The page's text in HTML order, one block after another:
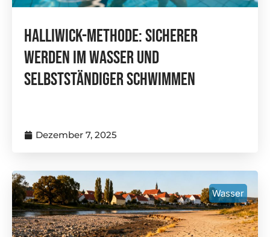
Halliwick-Methode: Sicherer
Werden Im Wasser Und
Selbstständiger Schwimmen
Dezember 7, 2025
Wasser